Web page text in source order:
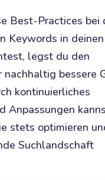
Best-Practices bei
Keywords in deinen
legst du den
nachhaltig bessere
kontinuierliches
Anpassungen
stets optimieren
Suchlandschaft